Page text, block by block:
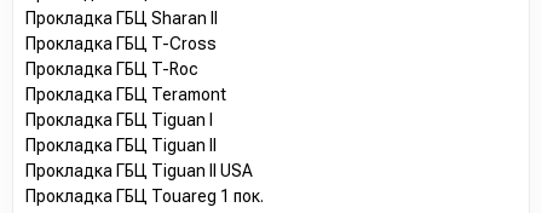
Прокладка ГБЦ Sharan II
Прокладка ГБЦ T-Cross
Прокладка ГБЦ T-Roc
Прокладка ГБЦ Teramont
Прокладка ГБЦ Tiguan I
Прокладка ГБЦ Tiguan II
Прокладка ГБЦ Tiguan II USA
Прокладка ГБЦ Touareg 1 пок.